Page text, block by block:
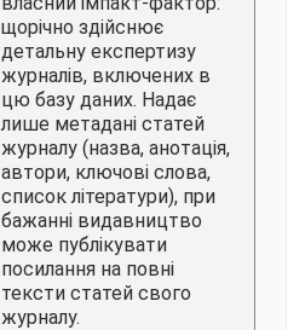
щорічно здійснює
детальну експертизу
журналів, включених в
цю базу даних. Надає
лише метадані статей
журналу (назва, анотація,
автори, ключові слова,
список літератури), при
бажанні видавництво
може публікувати
посилання на повні
тексти статей свого
журналу.